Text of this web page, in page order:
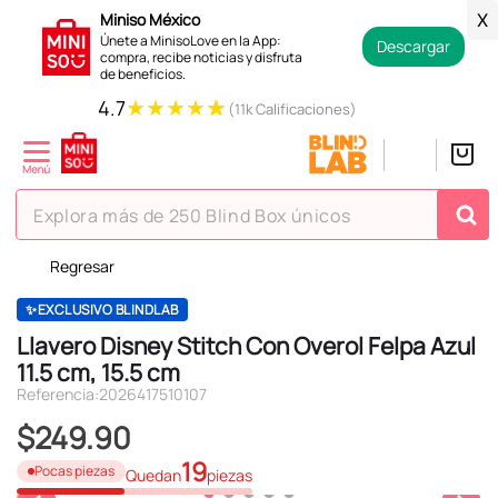
Miniso México
Únete a MinisoLove en la App:
compra, recibe noticias y disfruta
de beneficios.
Descargar
X
4.7★★★★★ (11k Calificaciones)
Explora más de 250 Blind Box únicos
Regresar
✨EXCLUSIVO BLINDLAB
Llavero Disney Stitch Con Overol Felpa Azul
11.5 cm, 15.5 cm
Referencia:2026417510107
$249.90
Pocas piezas Quedan19piezas
TÉRMINOS MÁS BUSCADOS
1.
hello kitty
2.
spiderman
3.
peluche
4.
osito cariñosito
5.
blind box